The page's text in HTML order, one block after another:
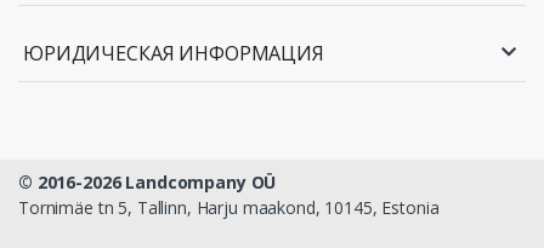
ЮРИДИЧЕСКАЯ ИНФОРМАЦИЯ
© 2016-2026 Landcompany OÜ
Tornimäe tn 5, Tallinn, Harju maakond, 10145, Estonia